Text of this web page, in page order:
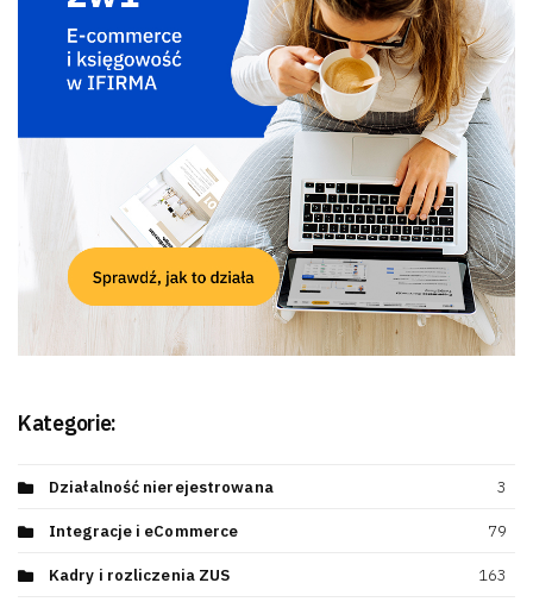
Kategorie:
Działalność nierejestrowana 3
Integracje i eCommerce 79
Kadry i rozliczenia ZUS 163